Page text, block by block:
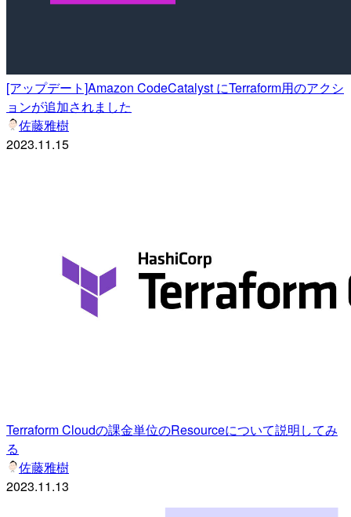
[アップデート]Amazon CodeCatalyst にTerraform用のアクシ
ョンが追加されました
佐藤雅樹
2023.11.15
Terraform Cloudの課金単位のResourceについて説明してみ
る
佐藤雅樹
2023.11.13